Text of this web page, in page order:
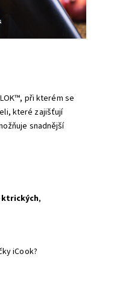
při kterém se
které zajišťují
snadnější
,
iCook?